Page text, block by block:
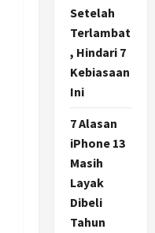
Setelah
Terlambat
, Hindari 7
Kebiasaan
Ini
7 Alasan
iPhone 13
Masih
Layak
Dibeli
Tahun